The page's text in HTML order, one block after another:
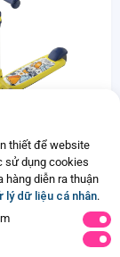
Đã bán500+
thiết để website
sử dụng cookies
hàng diễn ra thuận
lý dữ liệu cá nhân.